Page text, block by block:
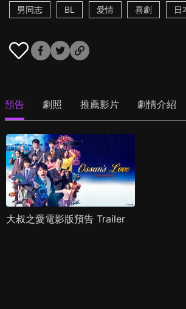
男同志
BL 愛情 喜劇 日
預告 劇照 推薦影片 劇情介紹
大叔之愛電影版預告 Trailer